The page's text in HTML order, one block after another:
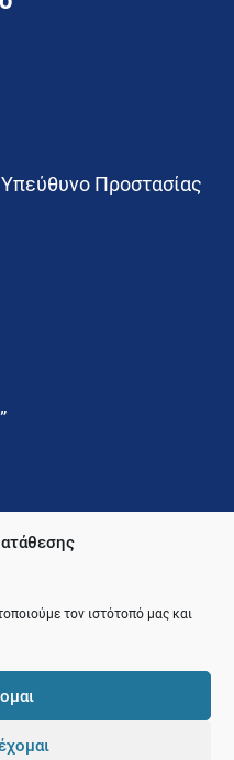
τον ιστότοπό μας και
Προστασίας